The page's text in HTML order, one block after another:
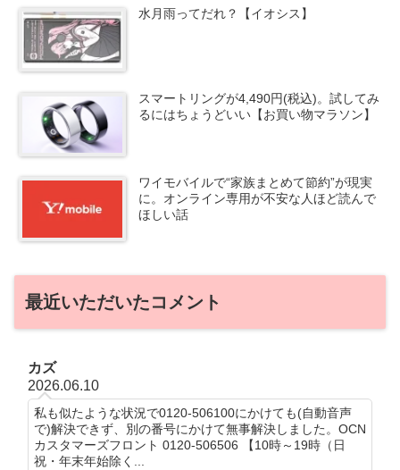
水月雨ってだれ？【イオシス】
スマートリングが4,490円(税込)。試してみ
るにはちょうどいい【お買い物マラソン】
ワイモバイルで“家族まとめて節約”が現実
に。オンライン専用が不安な人ほど読んで
ほしい話
最近いただいたコメント
カズ
2026.06.10
私も似たような状況で0120-506100にかけても(自動音声
で)解決できず、別の番号にかけて無事解決しました。OCN
カスタマーズフロント 0120-506506 【10時～19時（日
祝・年末年始除く...